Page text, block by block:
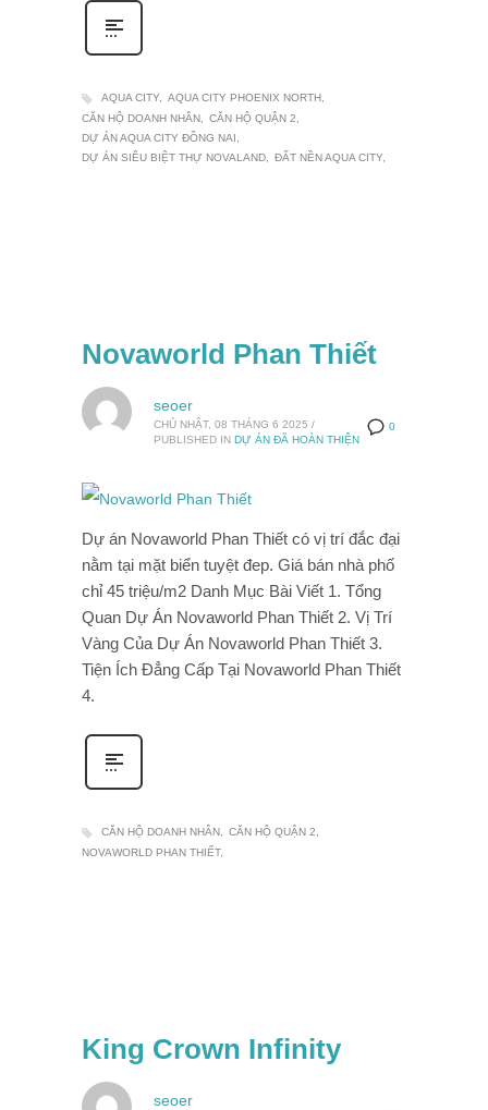
AQUA CITY
AQUA CITY PHOENIX NORTH
CĂN HỘ DOANH NHÂN
CĂN HỘ QUẬN 2
DỰ ÁN AQUA CITY ĐỒNG NAI
DỰ ÁN SIÊU BIỆT THỰ NOVALAND
ĐẤT NỀN AQUA CITY
Novaworld Phan Thiết
0
seoer
CHỦ NHẬT, 08 THÁNG 6 2025 /
PUBLISHED IN DỰ ÁN ĐÃ HOÀN THIỆN
Dự án Novaworld Phan Thiết có vị trí đắc đại
nằm tại mặt biển tuyệt đep. Giá bán nhà phố
chỉ 45 triệu/m2 Danh Mục Bài Viết 1. Tổng
Quan Dự Án Novaworld Phan Thiết 2. Vị Trí
Vàng Của Dự Án Novaworld Phan Thiết 3.
Tiện Ích Đẳng Cấp Tại Novaworld Phan Thiết
4.
CĂN HỘ DOANH NHÂN
CĂN HỘ QUẬN 2
NOVAWORLD PHAN THIẾT
King Crown Infinity
seoer